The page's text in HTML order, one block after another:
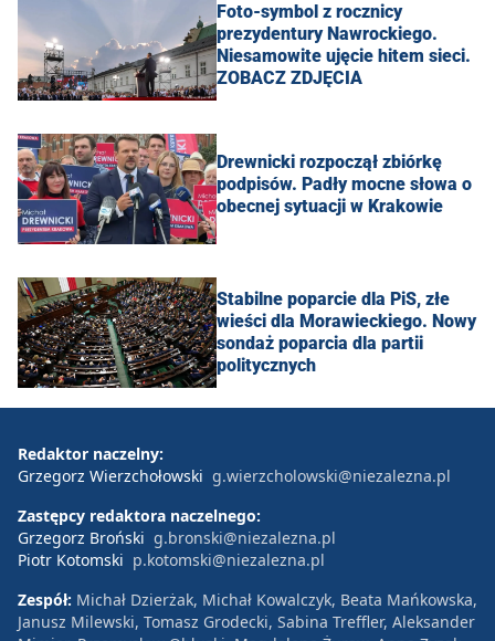
Foto-symbol z rocznicy
prezydentury Nawrockiego.
Niesamowite ujęcie hitem sieci.
ZOBACZ ZDJĘCIA
Drewnicki rozpoczął zbiórkę
podpisów. Padły mocne słowa o
obecnej sytuacji w Krakowie
Stabilne poparcie dla PiS, złe
wieści dla Morawieckiego. Nowy
sondaż poparcia dla partii
politycznych
Redaktor naczelny:
Grzegorz Wierzchołowski g.wierzcholowski@niezalezna.pl
Zastępcy redaktora naczelnego:
Grzegorz Broński g.bronski@niezalezna.pl
Piotr Kotomski p.kotomski@niezalezna.pl
Zespół: Michał Dzierżak, Michał Kowalczyk, Beata Mańkowska,
Janusz Milewski, Tomasz Grodecki, Sabina Treffler, Aleksander